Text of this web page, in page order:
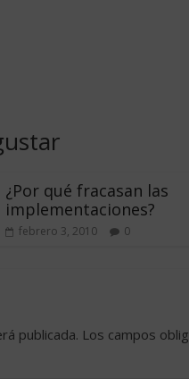
¿Por qué fracasan las
implementaciones?
febrero 3, 2010 0
publicada. Los campos